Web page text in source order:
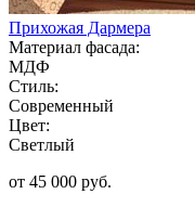
Прихожая Дармера
Материал фасада:
МДФ
Стиль:
Современный
Цвет:
Светлый
от 45 000 руб.